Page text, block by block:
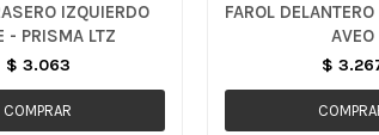
IZQUIERDO
- PRISMA LTZ
$ 3.063
FAROL
AVEO
$